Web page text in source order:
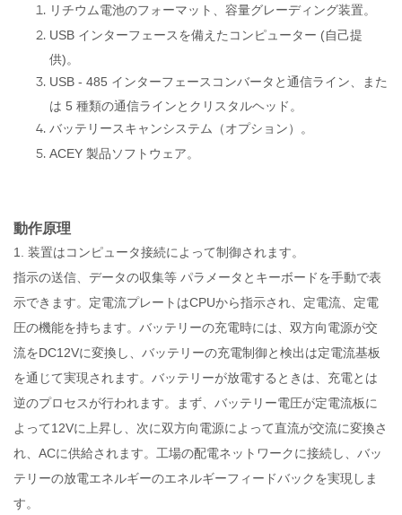
リチウム電池のフォーマット、容量グレーディング装置。
USB インターフェースを備えたコンピューター (自己提
供)。
USB - 485 インターフェースコンバータと通信ライン、また
は 5 種類の通信ラインとクリスタルヘッド。
バッテリースキャンシステム（オプション）。
ACEY 製品ソフトウェア。
動作原理
1. 装置はコンピュータ接続によって制御されます。
指示の送信、データの収集等 パラメータとキーボードを手動で表
示できます。定電流プレートはCPUから指示され、定電流、定電
圧の機能を持ちます。バッテリーの充電時には、双方向電源が交
流をDC12Vに変換し、バッテリーの充電制御と検出は定電流基板
を通じて実現されます。バッテリーが放電するときは、充電とは
逆のプロセスが行われます。まず、バッテリー電圧が定電流板に
よって12Vに上昇し、次に双方向電源によって直流が交流に変換さ
れ、ACに供給されます。工場の配電ネットワークに接続し、バッ
テリーの放電エネルギーのエネルギーフィードバックを実現しま
す。